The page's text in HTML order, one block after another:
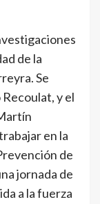
de la
Se
y el
en la
de
jornada de
a la fuerza